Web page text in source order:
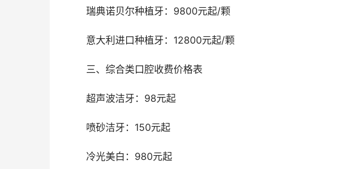
	瑞典诺贝尔种植牙：9800元起/颗
	意大利进口种植牙：12800元起/颗
	三、综合类口腔收费价格表
	超声波洁牙：98元起
	喷砂洁牙：150元起
	冷光美白：980元起